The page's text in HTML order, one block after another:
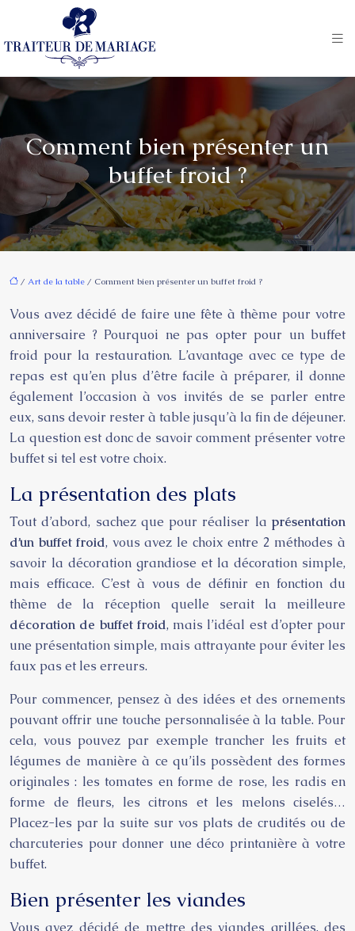
Comment bien présenter un
buffet froid ?
/ Art de la table / Comment bien présenter un buffet froid ?
Vous avez décidé de faire une fête à thème pour votre
anniversaire ? Pourquoi ne pas opter pour un buffet
froid pour la restauration. L’avantage avec ce type de
repas est qu’en plus d’être facile à préparer, il donne
également l’occasion à vos invités de se parler entre
eux, sans devoir rester à table jusqu’à la fin de déjeuner.
La question est donc de savoir comment présenter votre
buffet si tel est votre choix.
La présentation des plats
Tout d’abord, sachez que pour réaliser la présentation
d’un buffet froid, vous avez le choix entre 2 méthodes à
savoir la décoration grandiose et la décoration simple,
mais efficace. C’est à vous de définir en fonction du
thème de la réception quelle serait la meilleure
décoration de buffet froid, mais l’idéal est d’opter pour
une présentation simple, mais attrayante pour éviter les
faux pas et les erreurs.
Pour commencer, pensez à des idées et des ornements
pouvant offrir une touche personnalisée à la table. Pour
cela, vous pouvez par exemple trancher les fruits et
légumes de manière à ce qu’ils possèdent des formes
originales : les tomates en forme de rose, les radis en
forme de fleurs, les citrons et les melons ciselés…
Placez-les par la suite sur vos plats de crudités ou de
charcuteries pour donner une déco printanière à votre
buffet.
Bien présenter les viandes
Vous avez décidé de mettre des viandes grillées, des